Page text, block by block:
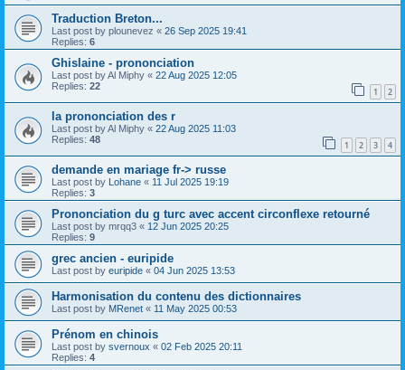
Traduction Breton...
Last post by plounevez « 26 Sep 2025 19:41
Replies: 6
Ghislaine - prononciation
Last post byAl Miphy « 22 Aug 2025 12:05
Replies: 22 1 2
la prononciation des r
Last post byAl Miphy « 22 Aug 2025 11:03
Replies: 48 1 2 3 4
demande en mariage fr-> russe
Last post by Lohane « 11 Jul 2025 19:19
Replies: 3
Prononciation du g turc avec accent circonflexe retourné
Last post by mrqq3 « 12 Jun 2025 20:25
Replies: 9
grec ancien - euripide
Last post by euripide « 04 Jun 2025 13:53
Harmonisation du contenu des dictionnaires
Last post by MRenet « 11 May 2025 00:53
Prénom en chinois
Last post by svernoux « 02 Feb 2025 20:11
Replies: 4